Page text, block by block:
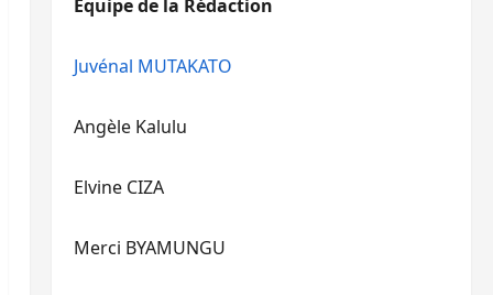
Equipe de la Rédaction
Juvénal MUTAKATO
Angèle Kalulu
Elvine CIZA
Merci BYAMUNGU